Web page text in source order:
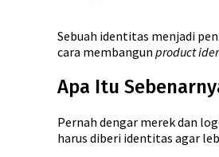
Sebuah identitas menjadi
cara membangun product
Apa Itu
Pernah dengar merek dan
harus diberi identitas agar